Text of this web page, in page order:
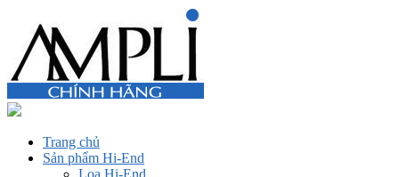
Trang chủ
Sản phẩm Hi-End
Loa Hi-End